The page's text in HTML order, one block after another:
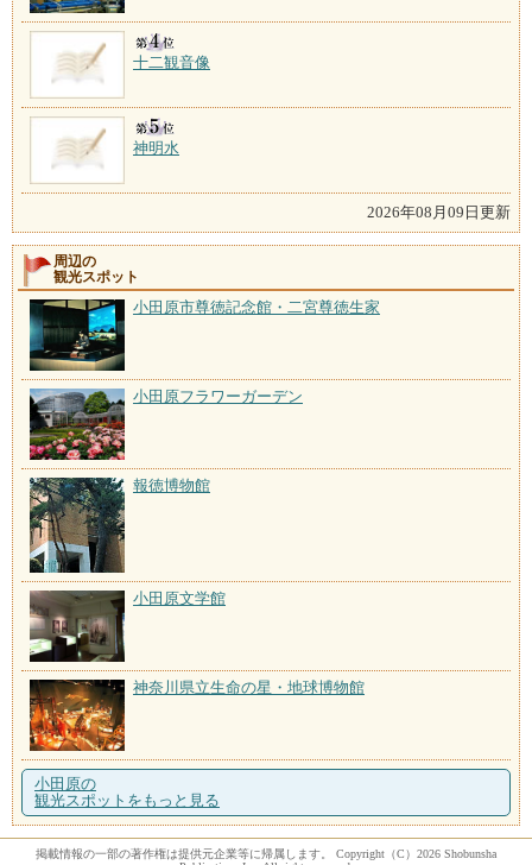
十二観音像
神明水
2026年08月09日更新
周辺の
観光スポット
小田原市尊徳記念館・二宮尊徳生家
小田原フラワーガーデン
報徳博物館
小田原文学館
神奈川県立生命の星・地球博物館
小田原の
観光スポットをもっと見る
掲載情報の一部の著作権は提供元企業等に帰属します。 Copyright（C）2026 Shobunsha